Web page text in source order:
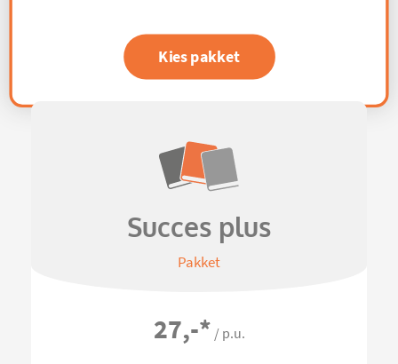
Kies pakket
Succes plus
Pakket
27,-* / p.u.